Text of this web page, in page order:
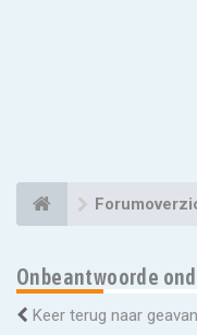
Onbeantwoorde
Keer terug naar